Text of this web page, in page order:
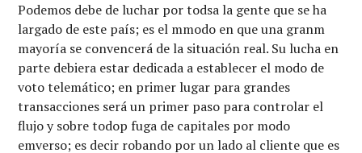
Podemos debe de luchar por todsa la gente que se ha
largado de este país; es el mmodo en que una granm
mayoría se convencerá de la situación real. Su lucha en
parte debiera estar dedicada a establecer el modo de
voto telemático; en primer lugar para grandes
transacciones será un primer paso para controlar el
flujo y sobre todop fuga de capitales por modo
emverso; es decir robando por un lado al cliente que es